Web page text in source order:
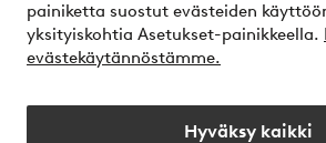
painiketta suostut evästeiden
yksityiskohtia Asetukset-painikkeella.
evästekäytännöstämme.
Hyväksy kaikki